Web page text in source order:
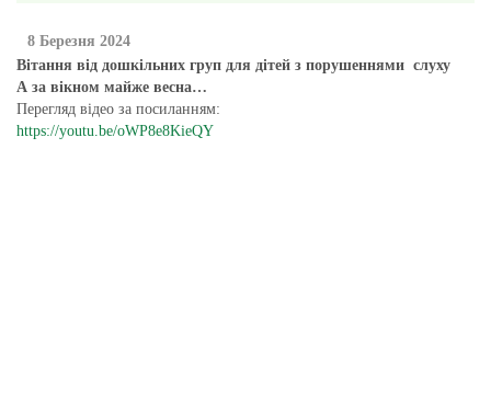
8 Березня 2024
Вітання від дошкільних груп для дітей з порушеннями слуху
А за вікном майже весна…
Перегляд відео за посиланням:
https://youtu.be/oWP8e8KieQY